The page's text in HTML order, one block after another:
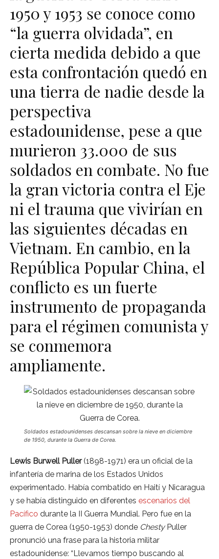
1950 y 1953 se conoce como
“la guerra olvidada”, en
cierta medida debido a que
esta confrontación quedó en
una tierra de nadie desde la
perspectiva
estadounidense, pese a que
murieron 33.000 de sus
soldados en combate. No fue
la gran victoria contra el Eje
ni el trauma que vivirían en
las siguientes décadas en
Vietnam. En cambio, en la
República Popular China, el
conflicto es un fuerte
instrumento de propaganda
para el régimen comunista y
se conmemora
ampliamente.
Soldados estadounidenses descansan sobre la nieve en diciembre
de 1950, durante la Guerra de Corea.
Lewis Burwell Puller(1898-1971) era un oficial de la
infantería de marina de los Estados Unidos
experimentado. Había combatido en Haití y Nicaragua
y se había distinguido en diferentes escenarios del
Pacífico durante la II Guerra Mundial. Pero fue en la
guerra de Corea (1950-1953) donde Chesty Puller
pronunció una frase para la historia militar
estadounidense: “Llevamos tiempo buscando al